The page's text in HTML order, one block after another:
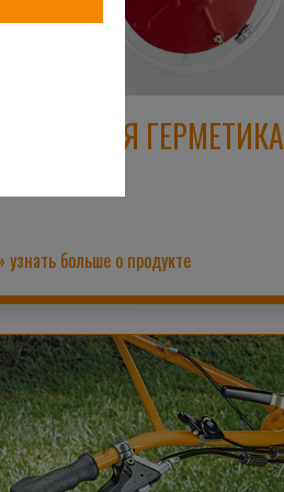
НАСОС ДЛЯ ГЕРМЕТИКА
узнать больше о продукте